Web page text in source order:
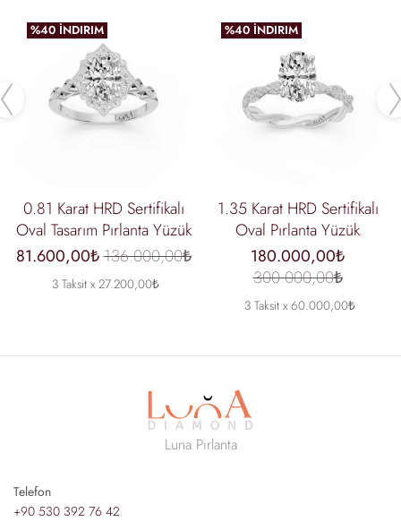
Previous
%40 İNDIRIM
0.81 Karat HRD Sertifikalı
Oval Tasarım Pırlanta Yüzük
81.600,00₺136.000,00₺
3 Taksit x 27.200,00₺
%40 İNDIRIM
1.35 Karat HRD Sertifikalı
Oval Pırlanta Yüzük
180.000,00₺
300.000,00₺
3 Taksit x 60.000,00₺
Luna Pırlanta
Telefon
+90 530 392 76 42